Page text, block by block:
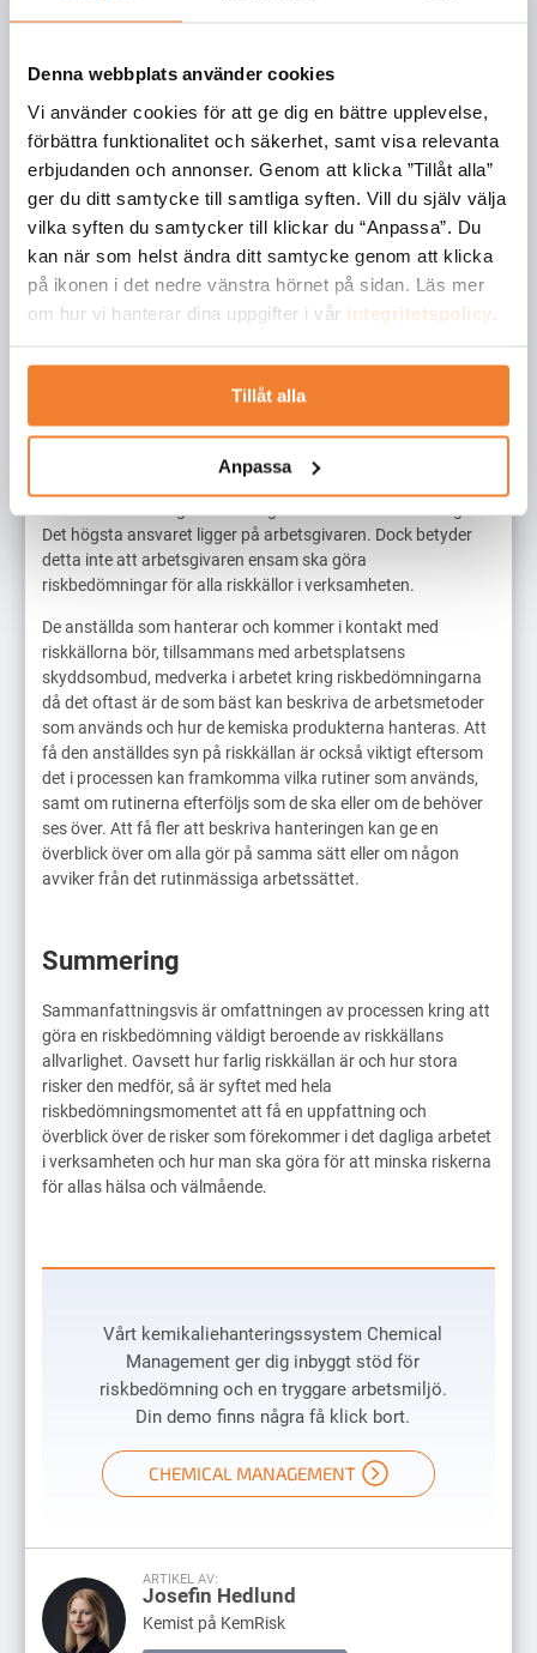
Denna webbplats använder cookies
Vi använder cookies för att ge dig en bättre upplevelse,
förbättra funktionalitet och säkerhet, samt visa relevanta
erbjudanden och annonser. Genom att klicka ”Tillåt alla”
ger du ditt samtycke till samtliga syften. Vill du själv välja
vilka syften du samtycker till klickar du “Anpassa”. Du
kan när som helst ändra ditt samtycke genom att klicka
på ikonen i det nedre vänstra hörnet på sidan. Läs mer
om hur vi hanterar dina uppgifter i vår integritetspolicy
Tillåt alla
Anpassa
förändra arbetsmomentet så det kan genomföras mindre
riskfyllt. Såklart räcker det inte att man bara skriver i sin
riskbedömning att vissa åtgärder, för att minska risken,
rekommenderas utan dessa ska givetvis genomföras och
följas upp med en ny riskbedömning, för att utvärdera om
åtgärderna gav resultat.
Alla riskbedömningar ska noggrant dokumenteras och vara
tillgängliga för berörda medarbetare, så att alla som kommer
i kontakt med riskkällan är medvetna om resultatet av
riskbedömningen. Man bör även se över sina genomförda
Vems är ansvaret?
Det högsta ansvaret ligger på arbetsgivaren. Dock betyder
detta inte att arbetsgivaren ensam ska göra
riskbedömningar för alla riskkällor i verksamheten.
De anställda som hanterar och kommer i kontakt med
riskkällorna bör, tillsammans med arbetsplatsens
skyddsombud, medverka i arbetet kring riskbedömningarna
då det oftast är de som bäst kan beskriva de arbetsmetoder
som används och hur de kemiska produkterna hanteras. Att
få den anställdes syn på riskkällan är också viktigt eftersom
det i processen kan framkomma vilka rutiner som används,
samt om rutinerna efterföljs som de ska eller om de behöver
ses över. Att få fler att beskriva hanteringen kan ge en
överblick över om alla gör på samma sätt eller om någon
avviker från det rutinmässiga arbetssättet.
Summering
Sammanfattningsvis är omfattningen av processen kring att
göra en riskbedömning väldigt beroende av riskkällans
allvarlighet. Oavsett hur farlig riskkällan är och hur stora
risker den medför, så är syftet med hela
riskbedömningsmomentet att få en uppfattning och
överblick över de risker som förekommer i det dagliga arbetet
i verksamheten och hur man ska göra för att minska riskerna
för allas hälsa och välmående.
Vårt kemikaliehanteringssystem Chemical
Management ger dig inbyggt stöd för
riskbedömning och en tryggare arbetsmiljö.
Din demo finns några få klick bort.
CHEMICAL MANAGEMENT
ARTIKEL AV:
Josefin Hedlund
Kemist på KemRisk